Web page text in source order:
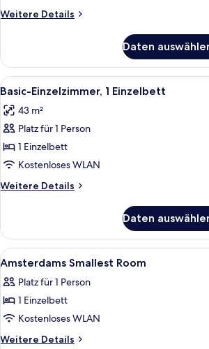
Weitere Details
Weitere
Doppelzimmer,
Doppelbett,
Daten
Alle
Fotos
für
Basic-
Einzelzimmer,
1 Einzelbett
anzeigen
Ein kleines
4
Basic-Einzelzimmer, 1 Einzelbett
43 m²
Platz für 1 Person
1 Einzelbett
Kostenloses WLAN
Weitere Details
Weitere
Einzelzimmer,
1 Einzelbett
Daten
Alle
Fotos
für
Amsterdams
Smallest
Room
3
Amsterdams Smallest Room
Platz für 1 Person
1 Einzelbett
Kostenloses WLAN
Weitere Details
Weitere